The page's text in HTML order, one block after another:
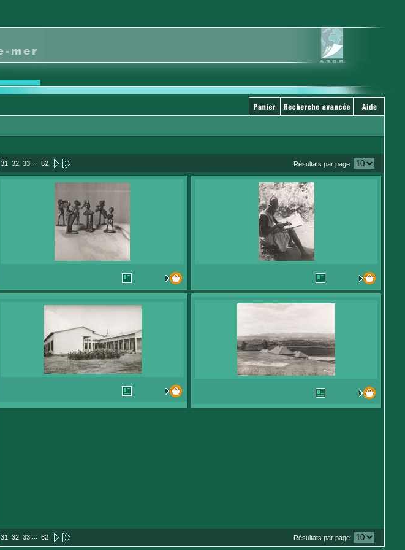
31 32 33 ... 62 Résultats par page
31 32 33 ... 62 Résultats par page